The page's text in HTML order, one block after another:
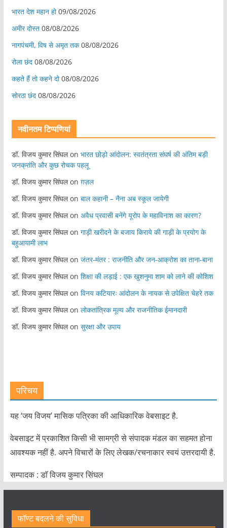
भारत देश महान हो 09/08/2026
अमीर दोस्त 08/08/2026
नागपंचमी, ​विष से अमृत तक 08/08/2026
रोला छंद 08/08/2026
कहते हैं तो कहने दो 08/08/2026
सोरठा छंद 08/08/2026
नवीनतम टिप्पणियां
डॉ. विजय कुमार सिंघलon भारत छोड़ो आंदोलन: स्वतंत्रता संघर्ष की अंतिम बड़ी
जनक्रांति और कुछ रोचक पहलू
डॉ. विजय कुमार सिंघलon ग़ज़ल
डॉ. विजय कुमार सिंघलon बाल कहानी – नैना अब स्कूल जायेगी
डॉ. विजय कुमार सिंघलon अवैध प्रवासी बनेंगे यूरोप के महाविनाश का कारण?
डॉ. विजय कुमार सिंघलon गाड़ी खरीदने के बजाय किराये की गाड़ी के प्रयोग के
बहुआयामी लाभ
डॉ. विजय कुमार सिंघलon जंतर-मंतर : राजनीति और जन-आक्रोश का ताना-बाना
डॉ. विजय कुमार सिंघलon शिक्षा की लड़ाई : एक खुशनुमा शाम को लाने की कोशिश
डॉ. विजय कुमार सिंघलon विनय कटियारः आंदोलन के नायक से उपेक्षित चेहरे तक
डॉ. विजय कुमार सिंघलon लोकतांत्रिक मूल्य और राजनीतिक ईमानदारी
डॉ. विजय कुमार सिंघलon सुरक्षा और उपाय
परिचय
यह ‘जय विजय’ मासिक पत्रिका की आधिकारिक वेबसाइट है.
वेबसाइट में प्रकाशित किसी भी सामग्री से संपादक मंडल का सहमत होना
आवश्यक नहीं है. अपने विचारों के लिए लेखक/रचनाकार स्वयं उत्तरदायी है.
सम्पादक : डाॅ विजय कुमार सिंघल
फॉण्ट बदलने की सुविधा